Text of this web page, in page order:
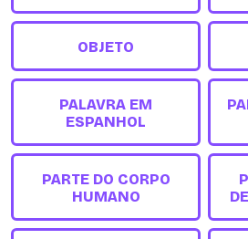
OBJETO
PALAVRA EM
ESPANHOL
PARTE DO CORPO
HUMANO